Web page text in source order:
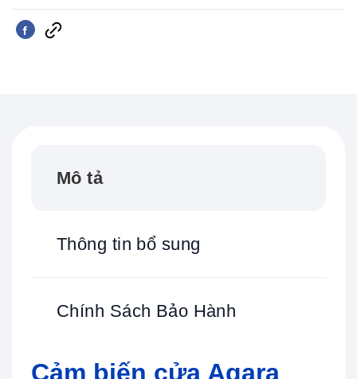
Mô tả
Thông tin bổ sung
Chính Sách Bảo Hành
Cảm biến cửa Aqara